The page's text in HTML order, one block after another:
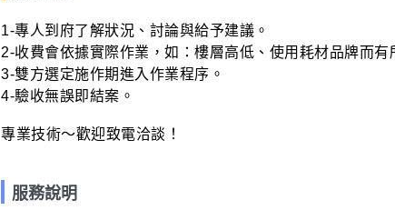
1-專人到府了解狀況、討論與給予建議。
2-收費會依據實際作業，如：樓層高低、使用耗材品牌而有
3-雙方選定施作期進入作業程序。
4-驗收無誤即結案。
專業技術～歡迎致電洽談！
服務說明